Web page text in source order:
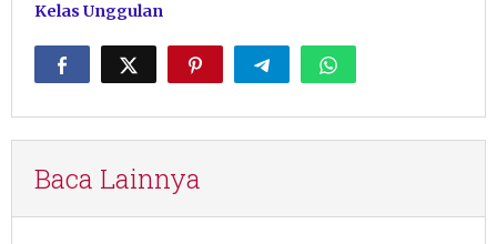
Kelas Unggulan
Baca Lainnya